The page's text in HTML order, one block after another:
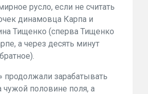
русло, если не считать
динамовца Карпа и
Тищенко (сперва Тищенко
а через десять минут
продолжали зарабатывать
половине поля, а